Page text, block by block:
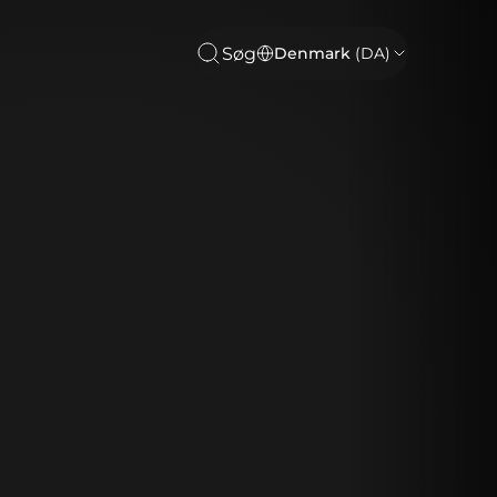
Søg Denmark (DA)